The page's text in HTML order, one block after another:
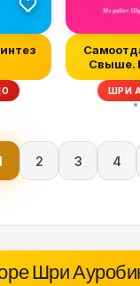
Свыше.
ШРИ
2 3 4
Шри